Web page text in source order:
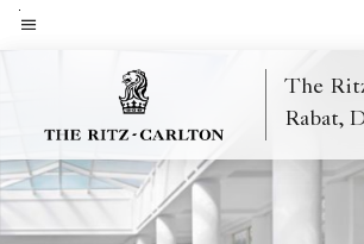
Skip
The
Rabat,